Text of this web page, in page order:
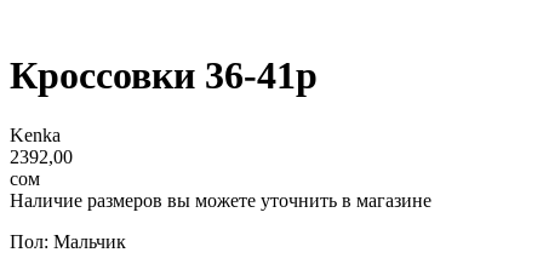
Кроссовки 36-41р
Kenka
2392,00
сом
Наличие размеров вы можете уточнить в магазине
Пол: Мальчик